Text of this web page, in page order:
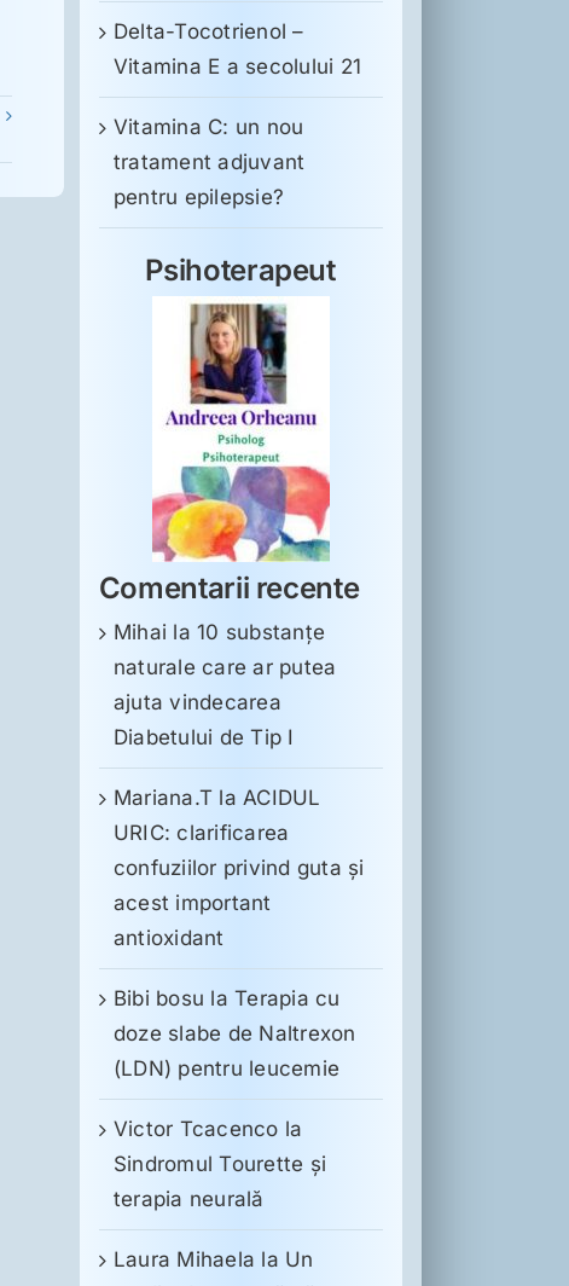
Delta-Tocotrienol –
Vitamina E a secolului 21
Vitamina C: un nou
tratament adjuvant
pentru epilepsie?
Psihoterapeut
Comentarii recente
Mihai la10 substanţe
naturale care ar putea
ajuta vindecarea
Diabetului de Tip I
Mariana.T la ACIDUL
URIC: clarificarea
confuziilor privind guta și
acest important
antioxidant
Bibi bosu laTerapia cu
doze slabe de Naltrexon
(LDN) pentru leucemie
Victor Tcacenco la
Sindromul Tourette şi
terapia neurală
Laura Mihaela la Un